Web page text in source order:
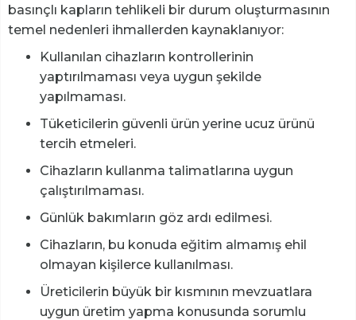
basınçlı kapların tehlikeli bir durum oluşturmasının
temel nedenleri ihmallerden kaynaklanıyor:
Kullanılan cihazların kontrollerinin
yaptırılmaması veya uygun şekilde
yapılmaması.
Tüketicilerin güvenli ürün yerine ucuz ürünü
tercih etmeleri.
Cihazların kullanma talimatlarına uygun
çalıştırılmaması.
Günlük bakımların göz ardı edilmesi.
Cihazların, bu konuda eğitim almamış ehil
olmayan kişilerce kullanılması.
Üreticilerin büyük bir kısmının mevzuatlara
uygun üretim yapma konusunda sorumlu